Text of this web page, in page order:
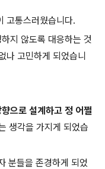
고통스러웠습니다.
지 않도록 대응하는 것
나 고민하게 되었습니
으로 설계하고 정 어쩔
생각을 가지게 되었습
분들을 존경하게 되었